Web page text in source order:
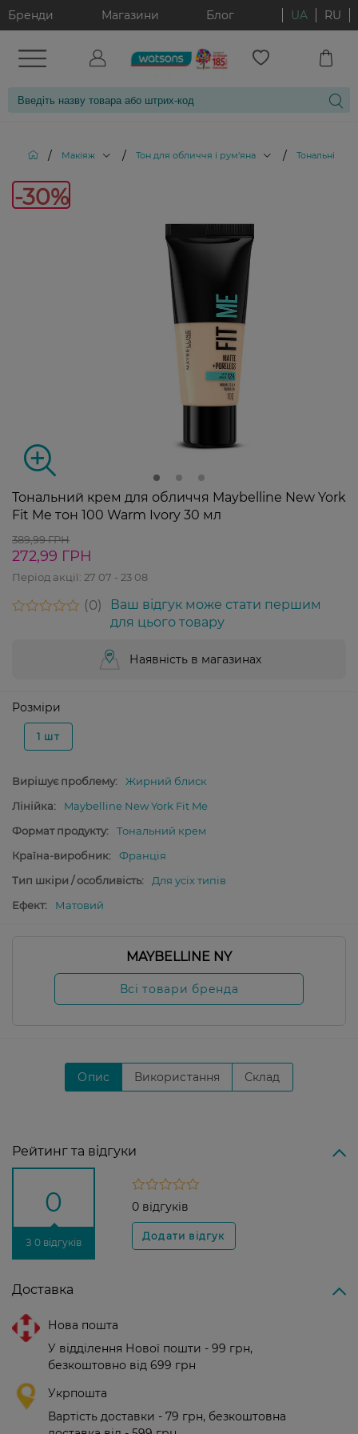
Бренди Магазини Блог UA RU
/ Макіяж / Тон для обличчя і рум'яна / Тональні
-30%
Тональний крем для обличчя Maybelline New York
Fit Me тон 100 Warm Ivory 30 мл
389,99 ГРН
272,99 ГРН
Період акції: 27 07 - 23 08
0
Ваш відгук може стати першим
для цього товару
Наявність в магазинах
Розміри
1 шт
Вирішує проблему:
Жирний блиск
Лінійка:
Maybelline New York Fit Me
Формат продукту:
Тональний крем
Країна-виробник:
Франція
Тип шкіри / особливість:
Для усіх типів
Ефект:
Матовий
MAYBELLINE NY
Всі товари бренда
Опис Використання Склад
Рейтинг та відгуки
0
З 0 відгуків
0 відгуків
Доставка
Нова пошта
У відділення Нової пошти - 99 грн,
безкоштовно від 699 грн
Укрпошта
Вартість доставки - 79 грн, безкоштовна